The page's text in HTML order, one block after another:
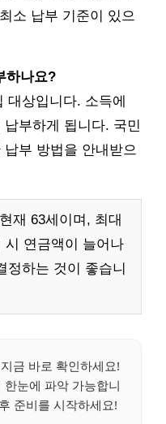
소 납부 기준이 있으
하나요?
대상입니다. 소득에
부하게 됩니다. 국민
부 방법을 안내받으
재 63세이며, 최대
시 연금액이 늘어나
정하는 것이 좋습니
금 바로 확인하세요!
눈에 파악 가능합니
준비를 시작하세요!